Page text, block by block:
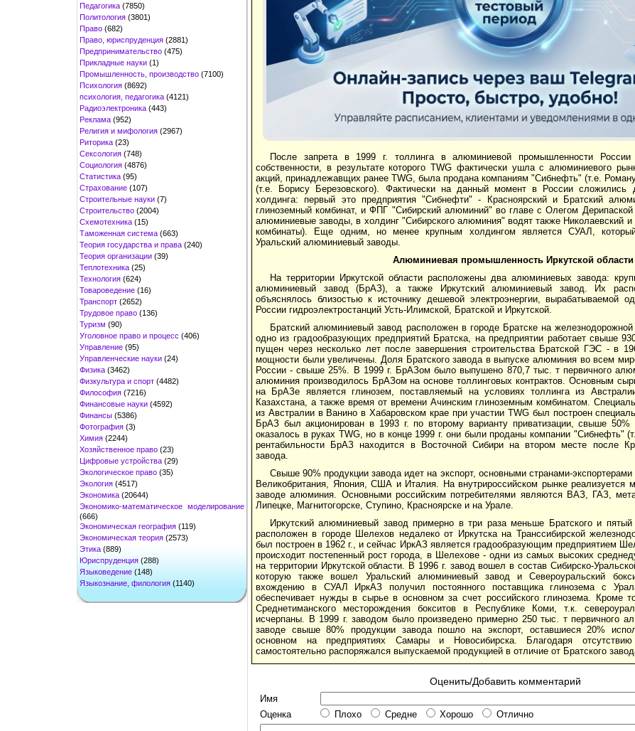
Педагогика (7850)
Политология (3801)
Право (682)
Право, юриспруденция (2881)
Предпринимательство (475)
Прикладные науки (1)
Промышленность, производство (7100)
Психология (8692)
психология, педагогика (4121)
Радиоэлектроника (443)
Реклама (952)
Религия и мифология (2967)
Риторика (23)
Сексология (748)
Социология (4876)
Статистика (95)
Страхование (107)
Строительные науки (7)
Строительство (2004)
Схемотехника (15)
Таможенная система (663)
Теория государства и права (240)
Теория организации (39)
Теплотехника (25)
Технология (624)
Товароведение (16)
Транспорт (2652)
Трудовое право (136)
Туризм (90)
Уголовное право и процесс (406)
Управление (95)
Управленческие науки (24)
Физика (3462)
Физкультура и спорт (4482)
Философия (7216)
Финансовые науки (4592)
Финансы (5386)
Фотография (3)
Химия (2244)
Хозяйственное право (23)
Цифровые устройства (29)
Экологическое право (35)
Экология (4517)
Экономика (20644)
Экономико-математическое моделирование
(666)
Экономическая география (119)
Экономическая теория (2573)
Этика (889)
Юриспруденция (288)
Языковедение (148)
Языкознание, филология (1140)
После запрета в 1999 г. толлинга в алюминиевой промышленности
собственности, в результате которого TWG фактически ушла с алюминиевого
акций, принадлежавщих ранее TWG, была продана компаниям "Сибнефть" (т.е.
(т.е. Борису Березовского). Фактически на данный момент в России сложились
холдинга: первый это предприятия "Сибнефти" - Красноярский и Братский
глиноземный комбинат, и ФПГ "Сибирский алюминий" во главе с Олегом Дерипаской
алюминиевые заводы, в холдинг "Сибирского алюминия" водят также Николаевский
комбинаты). Еще одним, но менее крупным холдингом является СУАЛ,
Уральский алюминиевый заводы.
Алюминиевая промышленность Иркутской области
На территории Иркутской области расположены два алюминиевых завода:
алюминиевый завод (БрАЗ), а также Иркутский алюминиевый завод. Их
объяснялось близостью к источнику дешевой электроэнергии, вырабатываемой
России гидроэлектростанций Усть-Илимской, Братской и Иркутской.
Братский алюминиевый завод расположен в городе Братске на
одно из градообразующих предприятий Братска, на предприятии работает свыше
пущен через несколько лет после завершения строительства Братской ГЭС - в
мощности были увеличены. Доля Братского завода в выпуске алюминия во всем
России - свыше 25%. В 1999 г. БрАЗом было выпушено 870,7 тыс. т первичного
алюминия производилось БрАЗом на основе толлинговых контрактов. Основным
на БрАЗе является глинозем, поставляемый на условиях толлинга из
Казахстана, а также время от времени Ачинским глиноземным комбинатом.
из Австралии в Ванино в Хабаровском крае при участии TWG был построен
БрАЗ был акционирован в 1993 г. по второму варианту приватизации, свыше 50%
оказалось в руках TWG, но в конце 1999 г. они были проданы компании "Сибнефть"
рентабильности БрАЗ находится в Восточной Сибири на втором месте после
завода.
Свыше 90% продукции завода идет на экспорт, основными странами-
Великобритания, Япония, США и Италия. На внутрироссийском рынке реализуется
заводе алюминия. Основными российским потребителями являются ВАЗ, ГАЗ,
Липецке, Магнитогорске, Ступино, Красноярске и на Урале.
Иркутский алюминиевый завод примерно в три раза меньше Братского и
расположен в городе Шелехов недалеко от Иркутска на Транссибирской
был построен в 1962 г., и сейчас ИркАЗ является градообразующим предприятием
происходит постепенный рост города, в Шелехове - одни из самых высоких
на территории Иркутской области. В 1996 г. завод вошел в состав Сибирско-
которую также вошел Уральский алюминиевый завод и Североуральский
вхождению в СУАЛ ИркАЗ получил постоянного поставщика глинозема с
обеспечивает нужды в сырье в основном за счет российского глинозема. Кроме
Среднетиманского месторождения бокситов в Республике Коми, т.к.
исчерпаны. В 1999 г. заводом было произведено примерно 250 тыс. т первичного
заводе свыше 80% продукции завода пошло на экспорт, оставшиеся 20%
основном на предприятиях Самары и Новосибирска. Благодаря
самостоятельно распоряжался выпускаемой продукцией в отличие от Братского
Оценить/Добавить комментарий
Имя
Оценка
Плохо Средне Хорошо Отлично